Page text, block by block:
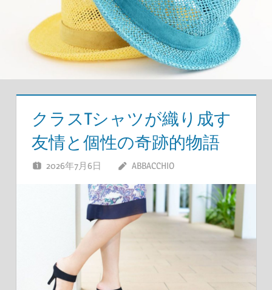
クラスTシャツが織り成す
友情と個性の奇跡的物語
2026年7月6日 ABBACCHIO